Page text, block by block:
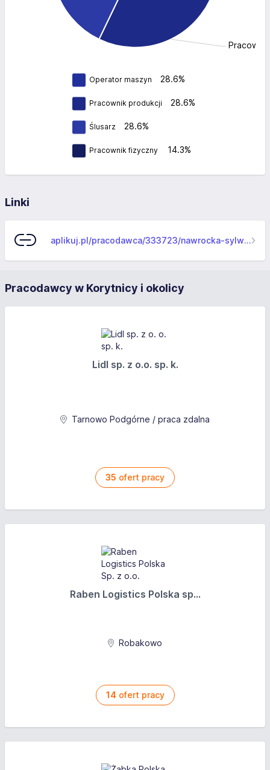
Operator maszyn 28.6%
Pracownik produkcji 28.6%
Ślusarz 28.6%
Pracownik fizyczny 14.3%
Linki
aplikuj.pl/pracodawca/333723/nawrocka-sylwia-przedsiebiorstwo-wytworczo-uslugowo-handlowe-metpol
Pracodawcy w Korytnicy i okolicy
Lidl sp. z o.o. sp. k.
Tarnowo Podgórne / praca zdalna
35 ofert pracy
Raben Logistics Polska sp...
Robakowo
14 ofert pracy